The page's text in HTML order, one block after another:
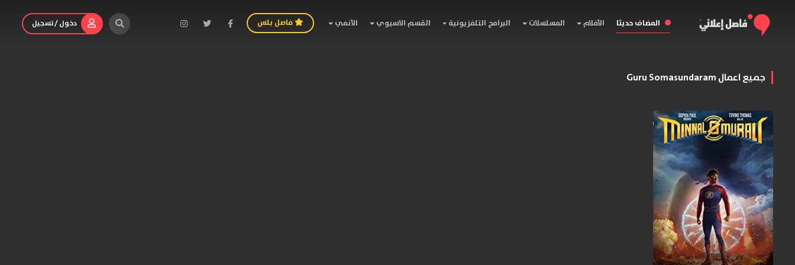
المضاف حديثا الأفلام المسلسلات البرامج التلفزيونية القسم الاسيوي الأنمي فاصل بلس دخول / تسجيل
جميع اعمال Guru Somasundaram